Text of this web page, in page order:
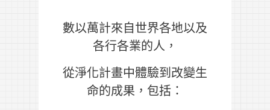
數以萬計來自世界各地以及
各行各業的人，
從淨化計畫中體驗到改變生
命的成果，包括：